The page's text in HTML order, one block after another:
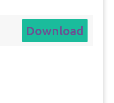
Download